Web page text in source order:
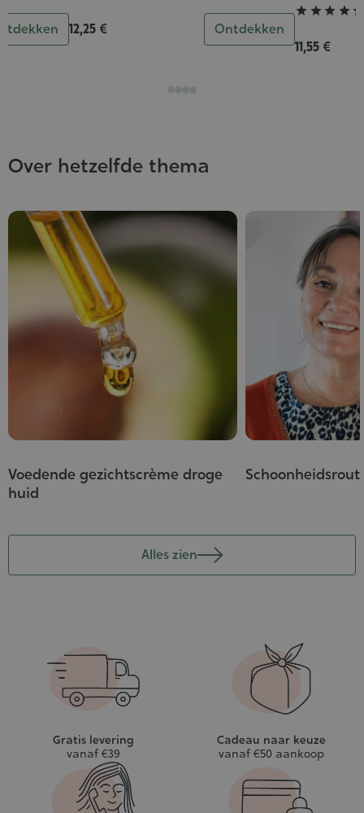
12,25 € Ontdekken
   
11,55 €
Over hetzelfde thema
Voedende gezichtscrème droge
huid
Alles zien
Gratis levering
vanaf €39
Cadeau naar keuze
vanaf €50 aankoop